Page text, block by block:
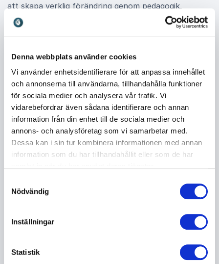
Denna webbplats använder cookies
Vi använder enhetsidentifierare för att anpassa innehållet
och annonserna till användarna, tillhandahålla funktioner
för sociala medier och analysera vår trafik. Vi
vidarebefordrar även sådana identifierare och annan
information från din enhet till de sociala medier och
annons- och analysföretag som vi samarbetar med.
Dessa kan i sin tur kombinera informationen med annan
information som du har tillhandahållit eller som de har
Nödvändig
Inställningar
Statistik
att skapa verklig förändring genom pedagogik,
snarare än tillfälliga lösningar. För Stavros Louca
handlar framgång om att ge unga människor rätt
Glädje, positivitet och delaktighet
En återkommande del i Stavros Loucas föreläsningar
är betydelsen av glädje och positivitet i lärandet. Han
visar hur ett positivt förhållningssätt kan öka
delaktighet, minska konflikter och stärka relationer
mellan elever och lärare. När människor känner
arbetsglädje och sammanhang ökar också viljan att
lyhördhet inte bara är ord, utan levande värden i
vardagen. Det är ofta här nyckeln till långsiktig
Skola, utbildning och näringsliv i